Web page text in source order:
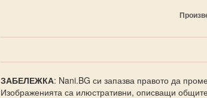
ЗАБЕЛЕЖКА: Nani.BG си запазва правото да
Изображенията са илюстративни, описващи